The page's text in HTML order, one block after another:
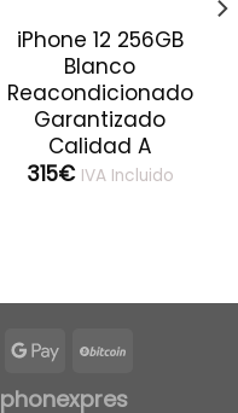
iPhone 12 256GB
Blanco
Reacondicionado
Garantizado
Calidad A
315€ IVA Incluido
phonexpres